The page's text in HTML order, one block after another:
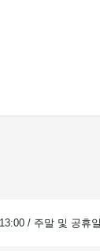
/ 주말 및 공휴